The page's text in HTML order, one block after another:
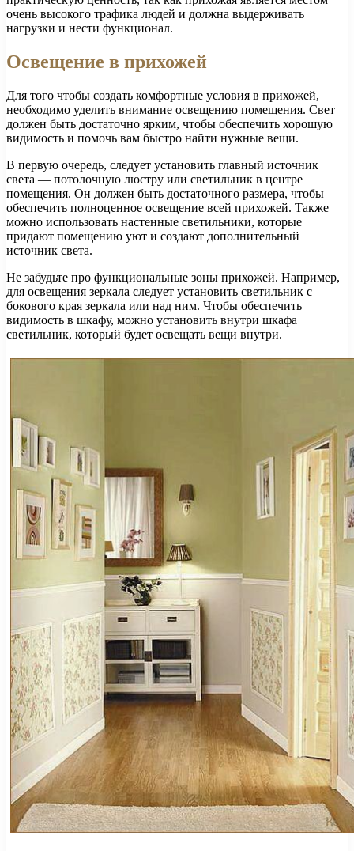
очень высокого трафика людей и должна выдерживать
нагрузки и нести функционал.
Освещение в прихожей
Для того чтобы создать комфортные условия в прихожей,
необходимо уделить внимание освещению помещения. Свет
должен быть достаточно ярким, чтобы обеспечить хорошую
видимость и помочь вам быстро найти нужные вещи.
В первую очередь, следует установить главный источник
света — потолочную люстру или светильник в центре
помещения. Он должен быть достаточного размера, чтобы
обеспечить полноценное освещение всей прихожей. Также
можно использовать настенные светильники, которые
придают помещению уют и создают дополнительный
источник света.
Не забудьте про функциональные зоны прихожей. Например,
для освещения зеркала следует установить светильник с
бокового края зеркала или над ним. Чтобы обеспечить
видимость в шкафу, можно установить внутри шкафа
светильник, который будет освещать вещи внутри.